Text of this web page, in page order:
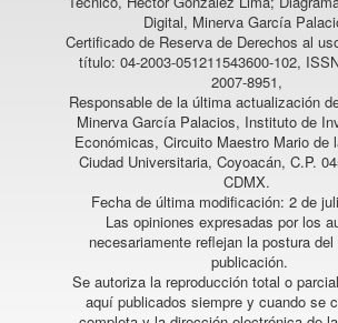
Digital, Minerva García
Certificado de Reserva de Derechos al
título: 04-2003-051211543600-102,
2007-8951,
Responsable de la última actualización
Minerva García Palacios, Instituto de
Económicas, Circuito Maestro Mario de
Ciudad Universitaria, Coyoacán, C.P.
CDMX.
Fecha de última modificación: 2 de
Las opiniones expresadas por los
necesariamente reflejan la postura
publicación.
Se autoriza la reproducción total o
aquí publicados siempre y cuando se